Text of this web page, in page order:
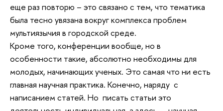
еще раз повторю – это связано с тем, что тематика
была тесно увязана вокруг комплекса проблем
мультиязычия в городской среде.
Кроме того, конференции вообще, но в
особенности такие, абсолютно необходимы для
молодых, начинающих ученых. Это самая что ни есть
главная научная практика. Конечно, наряду с
написанием статей. Но писать статьи это